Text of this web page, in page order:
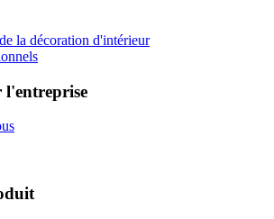
la décoration d'intérieur